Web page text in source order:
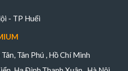
- TP Huếi
Tân Phú , Hồ Chí Minh